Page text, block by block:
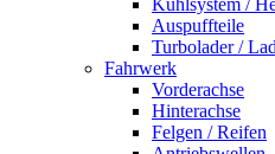
Auspuffteile
Turbolader /
Fahrwerk
Vorderachse
Hinterachse
Felgen / Reifen